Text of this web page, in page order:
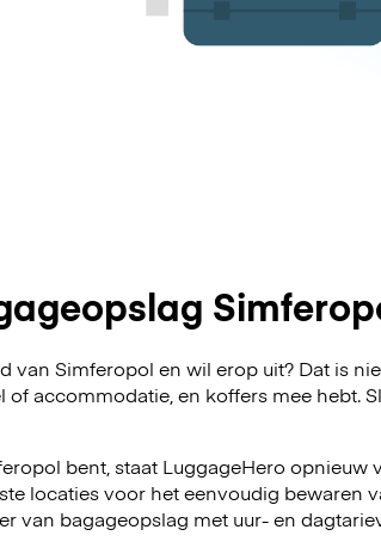
van Simferopol en wil erop uit? Dat is
accommodatie, en koffers mee hebt.
bent, staat LuggageHero opnieuw
locaties voor het eenvoudig bewaren
van bagageopslag met uur- en